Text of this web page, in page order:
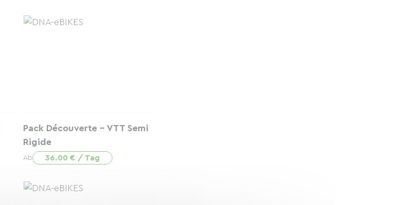
Pack Découverte - VTT Semi
Rigide
Ab 36.00 € / Tag